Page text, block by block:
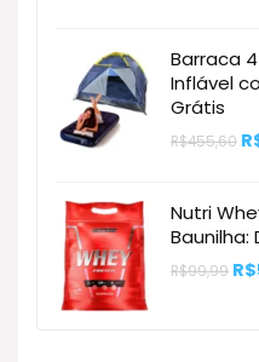
Barraca
Inflável
Grátis
R$455,60 O
Nutri
R$99,99 O
R$